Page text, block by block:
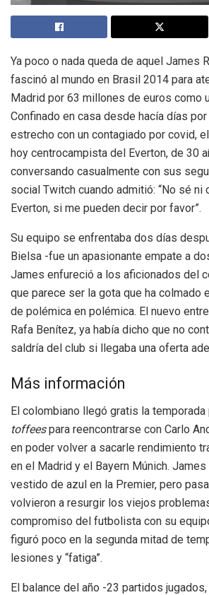
Ya poco o nada queda de aquel James
fascinó al mundo en Brasil 2014 para
Madrid por 63 millones de euros como
Confinado en casa desde hacía días
estrecho con un contagiado por covid,
hoy centrocampista del Everton, de 30
conversando casualmente con sus
social Twitch cuando admitió: “No sé ni
Everton, si me pueden decir por favor”.
Su equipo se enfrentaba dos días
Bielsa -fue un apasionante empate a
James enfureció a los aficionados del
que parece ser la gota que ha colmado
de polémica en polémica. El nuevo
Rafa Benítez, ya había dicho que no
saldría del club si llegaba una oferta
Más información
El colombiano llegó gratis la temporada
toffeespara reencontrarse con Carlo
en poder volver a sacarle rendimiento
en el Madrid y el Bayern Múnich.
vestido de azul en la Premier, pero
volvieron a resurgir los viejos
compromiso del futbolista con su
figuró poco en la segunda mitad de
lesiones y “fatiga”.
El balance del año -23 partidos